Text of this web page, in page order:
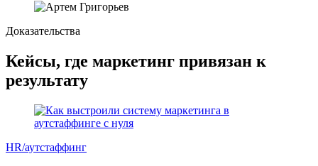
Доказательства
Кейсы, где маркетинг привязан к
результату
HR/аутстаффинг